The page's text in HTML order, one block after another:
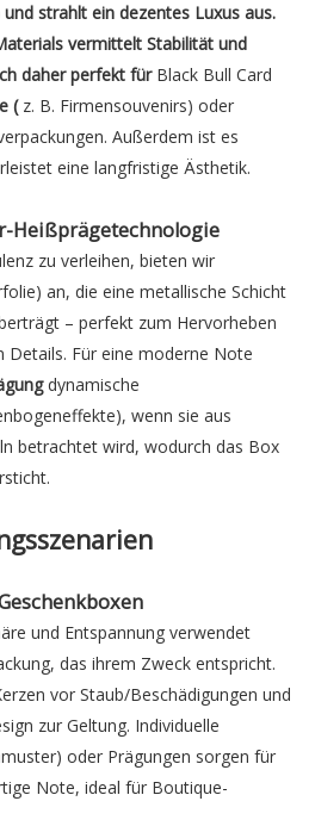
strahlt ein dezentes Luxus aus.
vermittelt Stabilität und
daher perfekt für Black Bull Card
( z. B. Firmensouvenirs) oder
Außerdem ist es
eine langfristige Ästhetik.
Heißprägetechnologie
zu verleihen, bieten wir
an, die eine metallische Schicht
– perfekt zum Hervorheben
Für eine moderne Note
dynamische
wenn sie aus
betrachtet wird, wodurch das Box
und Entspannung verwendet
das ihrem Zweck entspricht.
vor Staub/Beschädigungen und
zur Geltung. Individuelle
oder Prägungen sorgen für
Note, ideal für Boutique-